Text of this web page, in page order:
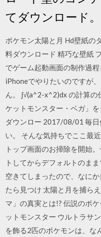
てダウンロード。
ポケモン太陽と月 Hd壁紙の
料ダウンロード 精巧な壁紙
でゲーム起動画面の制作過
iPhoneでやりたいのですが
ん。 ∫√(a^2-x^2)dx の計算
ケットモンスター・ベガ」
ダウンロー 2017/08/01 毎
い。 そんな気持ちでここ最
トップ画面のお掃除を開始
トしてからデフォルトのま
空きてしまったので、なに
たら見つけ 太陽と月を捕ら
マ」の真実とは!? 伝説のポ
ットモンスター ウルトラサ
を飾る2匹のポケモンは、な